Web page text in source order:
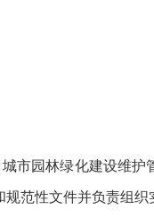
园林绿化建设维护
范性文件并负责组